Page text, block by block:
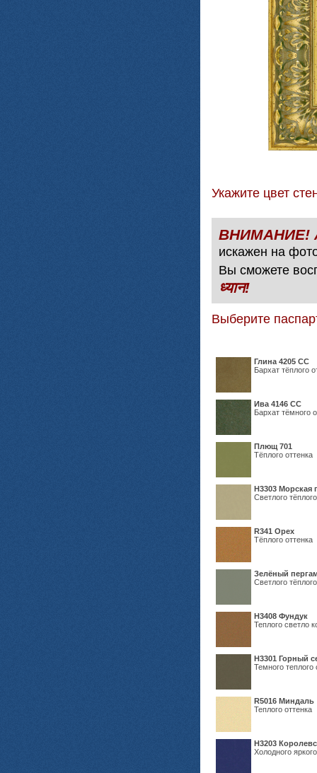
Укажите цвет
искажен на
Вы сможете
ध्यान!
Выберите
Глина 4205 СС
Бархат тёплого
Ива 4146 СС
Бархат тёмного
Плющ 701
Тёплого оттенка
H3303 Морская
Светлого
R341 Орех
Тёплого оттенка
Зелёный
Светлого
Н3408 Фундук
Теплого светло
Н3301 Горный
Темного теплого
R5016 Миндаль
Теплого оттенка
Н3203
Холодного